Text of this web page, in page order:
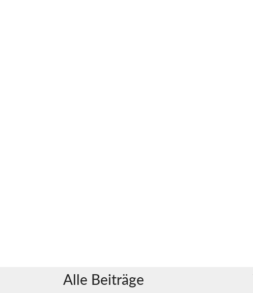
Alle Beiträge